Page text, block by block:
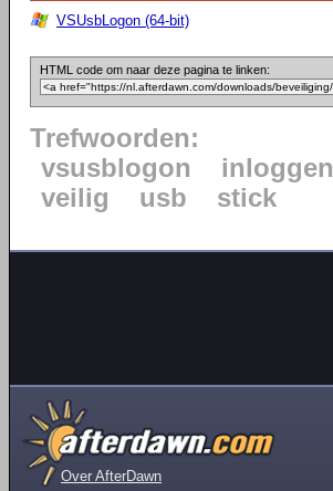
VSUsbLogon (64-bit)
HTML code om naar deze pagina te linken:
Trefwoorden:
vsusblogon
inloggen
veilig
usb stick
Over AfterDawn